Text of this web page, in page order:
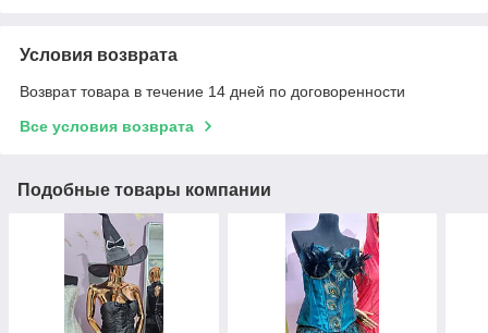
Условия возврата
Возврат товара в течение 14 дней по договоренности
Все условия возврата
Подобные товары компании